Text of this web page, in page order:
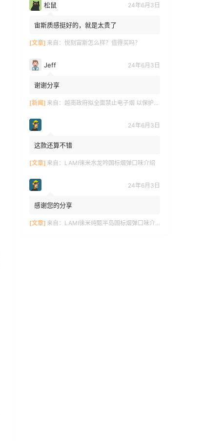
松鼠 24年6月3日
宙斯质感挺好的，就是太贵了
[文章] 来自： 悦刻宙斯怎么样？值得买吗？
Jeff 24年6月3日
谢谢分享
[新闻] 来自： 越南政府拟全面禁止电子烟 以保护青少年健康
24年6月3日
这款还算不错
[文章] 来自： LAMI徕米水龙吟国标烟弹口味介绍
24年6月3日
感谢您的分享
[文章] 来自： LAMI徕米纯甄半岛国标烟弹口味介绍